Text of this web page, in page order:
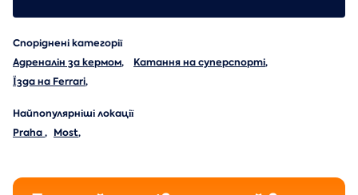
Споріднені категорії
Адреналін за кермом, Катання на суперспорті,
Їзда на Ferrari,
Найпопулярніші локації
Praha, Most,